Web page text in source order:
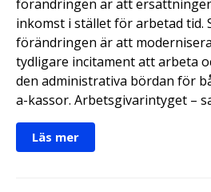
förändringen är att
inkomst i stället för arbetad tid.
förändringen är att
tydligare incitament att arbeta
den administrativa bördan för
a-kassor. Arbetsgivarintyget –
Läs mer